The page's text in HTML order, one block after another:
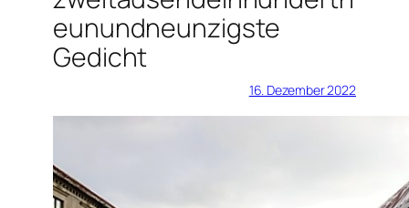
eunundneunzigste
Gedicht
16. Dezember 2022